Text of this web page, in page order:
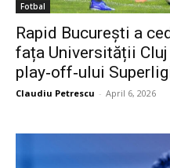
Fotbal
Rapid București a
fața Universității
play‑off‑ului
Claudiu Petrescu - April 6, 2026